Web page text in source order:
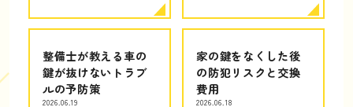
整備士が教える車の
鍵が抜けないトラブ
ルの予防策
2026.06.19
家の鍵をなくした後
の防犯リスクと交換
費用
2026.06.18